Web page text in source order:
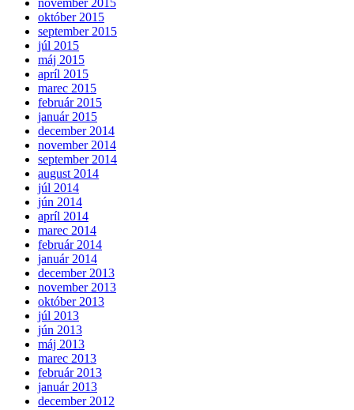
október 2015
september 2015
júl 2015
máj 2015
apríl 2015
marec 2015
február 2015
január 2015
december 2014
november 2014
september 2014
august 2014
júl 2014
jún 2014
apríl 2014
marec 2014
február 2014
január 2014
december 2013
november 2013
október 2013
júl 2013
jún 2013
máj 2013
marec 2013
február 2013
január 2013
december 2012